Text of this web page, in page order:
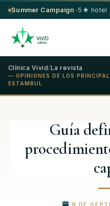
Summer Campaign ·
Clínica Vivid/La revista
— OPINIONES DE LOS
ESTAMBUL
Guía
9 DE